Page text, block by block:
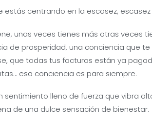
estás centrando en la escasez,
unas veces tienes más otras veces
de prosperidad, una conciencia que
que todas tus facturas están ya
esa conciencia es para siempre.
sentimiento lleno de fuerza que vibra
de una dulce sensación de bienestar.